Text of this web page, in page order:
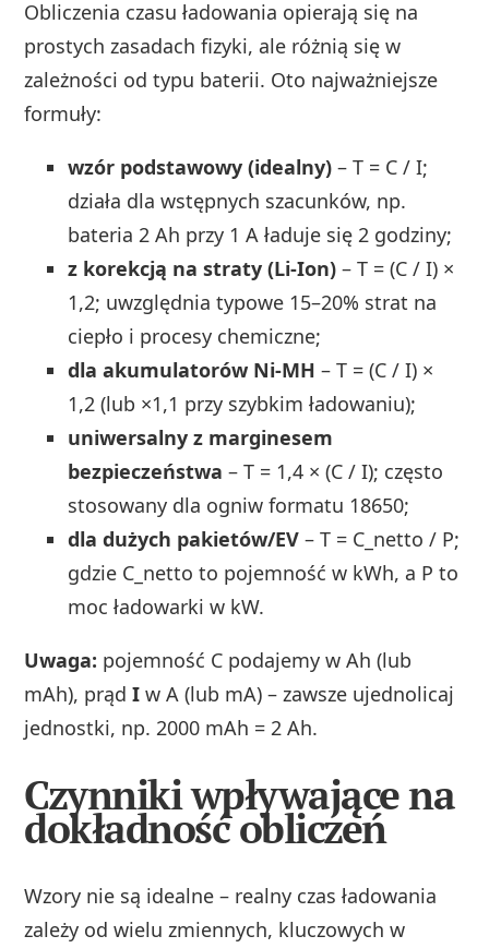
Obliczenia czasu ładowania opierają się na
prostych zasadach fizyki, ale różnią się w
zależności od typu baterii. Oto najważniejsze
formuły:
wzór podstawowy (idealny) – T = C / I;
działa dla wstępnych szacunków, np.
bateria 2 Ah przy 1 A ładuje się 2 godziny;
z korekcją na straty (Li‑Ion) – T = (C / I) ×
1,2; uwzględnia typowe 15–20% strat na
ciepło i procesy chemiczne;
dla akumulatorów Ni‑MH – T = (C / I) ×
1,2 (lub ×1,1 przy szybkim ładowaniu);
uniwersalny z marginesem
bezpieczeństwa – T = 1,4 × (C / I); często
stosowany dla ogniw formatu 18650;
dla dużych pakietów/EV – T = C_netto / P;
gdzie C_netto to pojemność w kWh, a P to
moc ładowarki w kW.
Uwaga: pojemność C podajemy w Ah (lub
mAh), prądI w A (lub mA) – zawsze ujednolicaj
jednostki, np. 2000 mAh = 2 Ah.
Czynniki wpływające na
dokładność obliczeń
Wzory nie są idealne – realny czas ładowania
zależy od wielu zmiennych, kluczowych w